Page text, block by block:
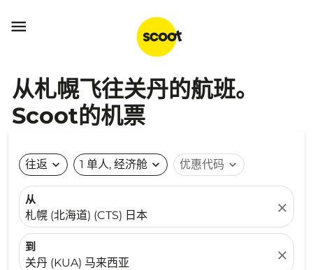

从札幌飞往关丹的航班。
Scoot的机票
往返 expand_more 1 单人, 经济舱 expand_more 优惠代码 expand_more
从
札幌 (北海道) (CTS) 日本
close
到
关丹 (KUA) 马来西亚
close